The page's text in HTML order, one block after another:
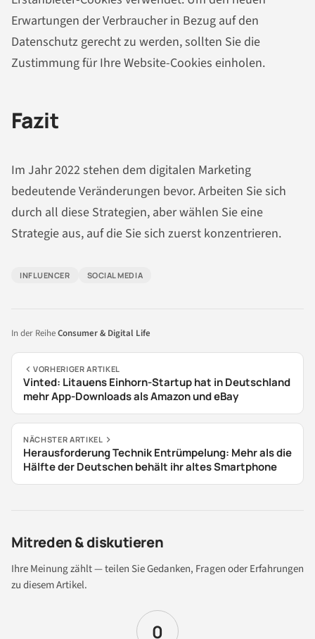
Erwartungen der Verbraucher in Bezug auf den
Datenschutz gerecht zu werden, sollten Sie die
Zustimmung für Ihre Website-Cookies einholen.
Fazit
Im Jahr 2022 stehen dem digitalen Marketing
bedeutende Veränderungen bevor. Arbeiten Sie sich
durch all diese Strategien, aber wählen Sie eine
Strategie aus, auf die Sie sich zuerst konzentrieren.
INFLUENCER SOCIAL MEDIA
In der ReiheConsumer & Digital Life
VORHERIGER ARTIKEL
Vinted: Litauens Einhorn-Startup hat in Deutschland
mehr App-Downloads als Amazon und eBay
NÄCHSTER ARTIKEL
Herausforderung Technik Entrümpelung: Mehr als die
Hälfte der Deutschen behält ihr altes Smartphone
Mitreden & diskutieren
Ihre Meinung zählt — teilen Sie Gedanken, Fragen oder Erfahrungen
zu diesem Artikel.
0